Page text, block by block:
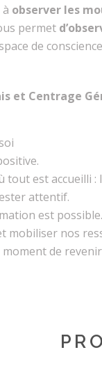
observer les
permet
de
et Centrage
tout est accueilli
attentif.
est possible.
mobiliser nos
moment de